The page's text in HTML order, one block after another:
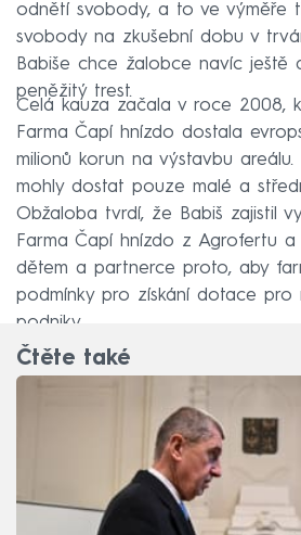
odnětí svobody, a to ve výměře
svobody na zkušební dobu v
Babiše chce žalobce navíc ještě
peněžitý trest.
Celá kauza začala v roce 2008,
Farma Čapí hnízdo dostala
milionů korun na výstavbu
mohly dostat pouze malé a
Obžaloba tvrdí, že Babiš zajistil
Farma Čapí hnízdo z Agrofertu
dětem a partnerce proto, aby
podmínky pro získání dotace pro
podniky.
Čtěte také